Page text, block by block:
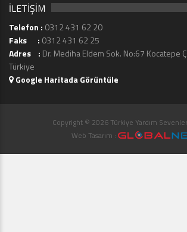
İLETİŞİM
Telefon : 0312 431 62 20
Faks : 0312 431 62 25
Adres : Dr. Mediha Eldem Sok. No:67 Kocatepe
Türkiye
Google Haritada Görüntüle
Copyright © 2026 Türkiye Yardım
Web Tasarım :